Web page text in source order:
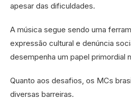
apesar das dificuldades.
A música segue sendo uma
expressão cultural e denúncia
desempenha um papel primordial
Quanto aos desafios, os MCs
diversas barreiras.